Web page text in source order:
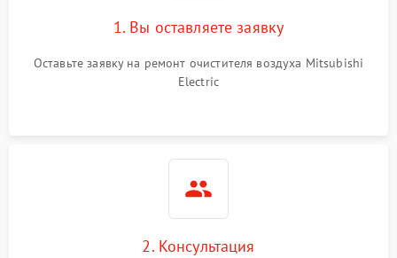
1. Вы оставляете заявку
Оставьте заявку на ремонт очистителя воздуха Mitsubishi
Electric
2. Консультация